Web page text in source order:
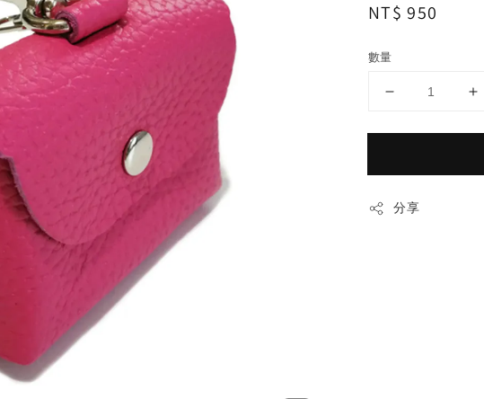
Regular
NT$ 950
數量
分享